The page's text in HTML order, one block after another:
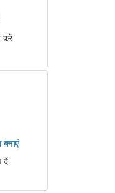
करें
बनाएं
दें